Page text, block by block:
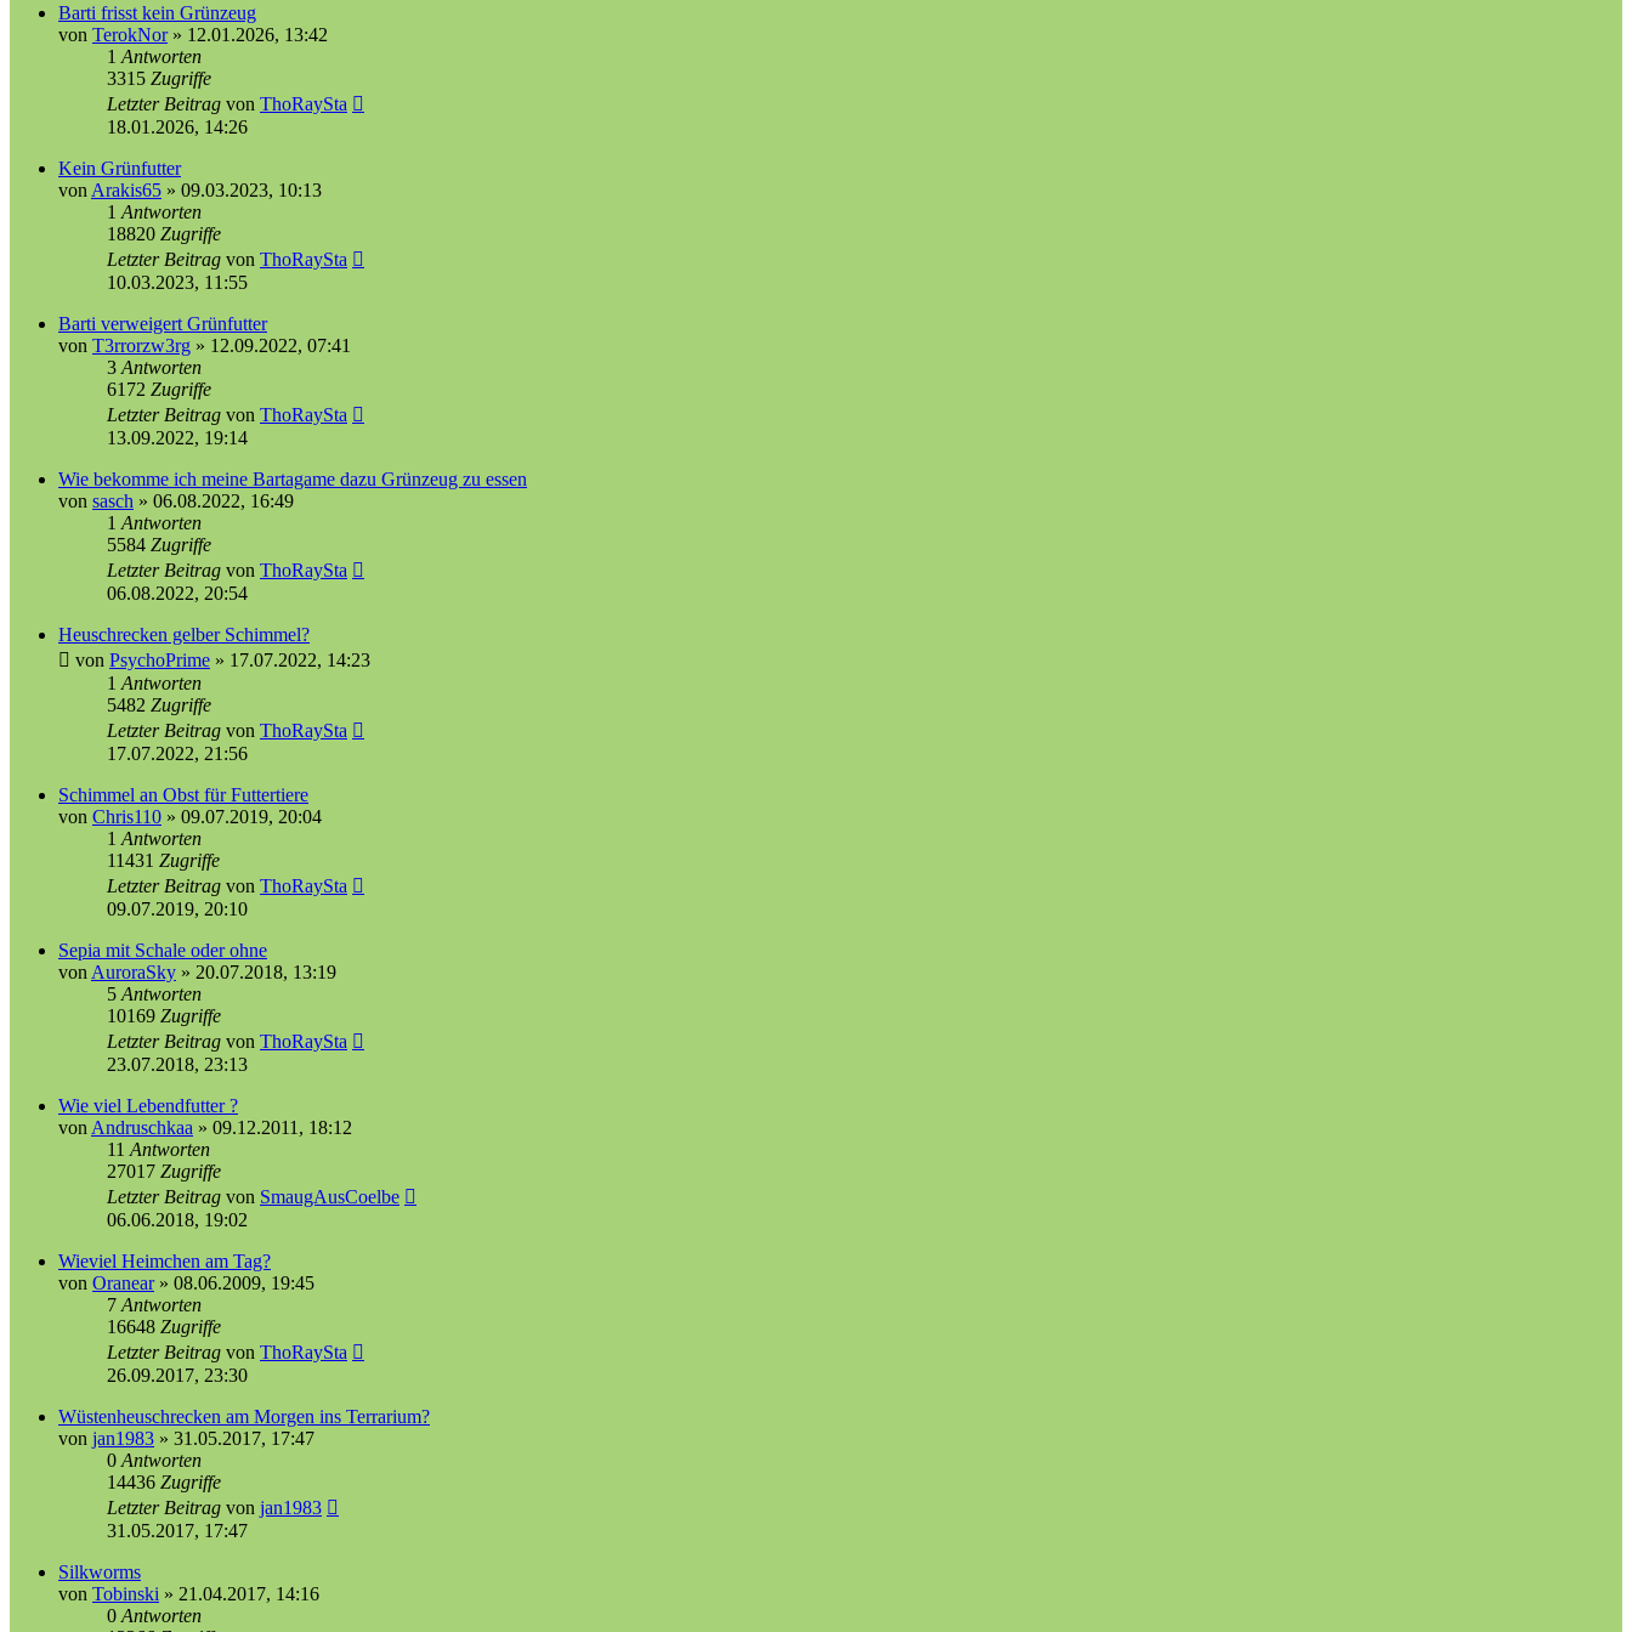
Barti frisst kein Grünzeug
von TerokNor» 12.01.2026, 13:42
1 Antworten
3315 Zugriffe
Letzter Beitrag von ThoRaySta
18.01.2026, 14:26
Kein Grünfutter
von Arakis65 » 09.03.2023, 10:13
1 Antworten
18820 Zugriffe
Letzter Beitrag von ThoRaySta
10.03.2023, 11:55
Barti verweigert Grünfutter
von T3rrorzw3rg » 12.09.2022, 07:41
3 Antworten
6172 Zugriffe
Letzter Beitrag von ThoRaySta
13.09.2022, 19:14
Wie bekomme ich meine Bartagame dazu Grünzeug zu essen
von sasch » 06.08.2022, 16:49
1 Antworten
5584 Zugriffe
Letzter Beitrag von ThoRaySta
06.08.2022, 20:54
Heuschrecken gelber Schimmel?
von PsychoPrime » 17.07.2022, 14:23
1 Antworten
5482 Zugriffe
Letzter Beitrag von ThoRaySta
17.07.2022, 21:56
Schimmel an Obst für Futtertiere
von Chris110 » 09.07.2019, 20:04
1 Antworten
11431 Zugriffe
Letzter Beitrag von ThoRaySta
09.07.2019, 20:10
Sepia mit Schale oder ohne
von AuroraSky » 20.07.2018, 13:19
5 Antworten
10169 Zugriffe
Letzter Beitrag von ThoRaySta
23.07.2018, 23:13
Wie viel Lebendfutter ?
von Andruschkaa » 09.12.2011, 18:12
11 Antworten
27017 Zugriffe
Letzter Beitrag von SmaugAusCoelbe
06.06.2018, 19:02
Wieviel Heimchen am Tag?
von Oranear» 08.06.2009, 19:45
7 Antworten
16648 Zugriffe
Letzter Beitrag von ThoRaySta
26.09.2017, 23:30
Wüstenheuschrecken am Morgen ins Terrarium?
von jan1983 » 31.05.2017, 17:47
0 Antworten
14436 Zugriffe
Letzter Beitrag von jan1983
31.05.2017, 17:47
Silkworms
von Tobinski » 21.04.2017, 14:16
0 Antworten